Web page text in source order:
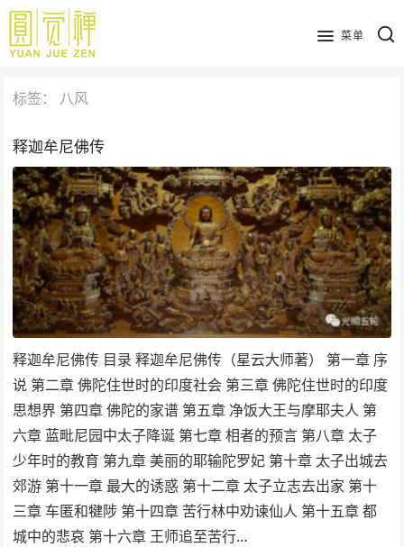
跳
主
内
菜单
标签： 八风
释迦牟尼佛传
释迦牟尼佛传 目录 释迦牟尼佛传（星云大师著） 第一章 序
说 第二章 佛陀住世时的印度社会 第三章 佛陀住世时的印度
思想界 第四章 佛陀的家谱 第五章 净饭大王与摩耶夫人 第
六章 蓝毗尼园中太子降诞 第七章 相者的预言 第八章 太子
少年时的教育 第九章 美丽的耶输陀罗妃 第十章 太子出城去
郊游 第十一章 最大的诱惑 第十二章 太子立志去出家 第十
三章 车匿和犍陟 第十四章 苦行林中劝谏仙人 第十五章 都
城中的悲哀 第十六章 王师追至苦行…